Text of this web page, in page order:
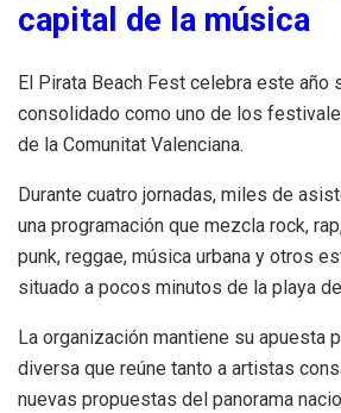
capital de la música
El Pirata Beach Fest celebra este año
consolidado como uno de los
de la Comunitat Valenciana.
Durante cuatro jornadas, miles de
una programación que mezcla rock,
punk, reggae, música urbana y otros
situado a pocos minutos de la playa de
La organización mantiene su apuesta
diversa que reúne tanto a artistas
nuevas propuestas del panorama